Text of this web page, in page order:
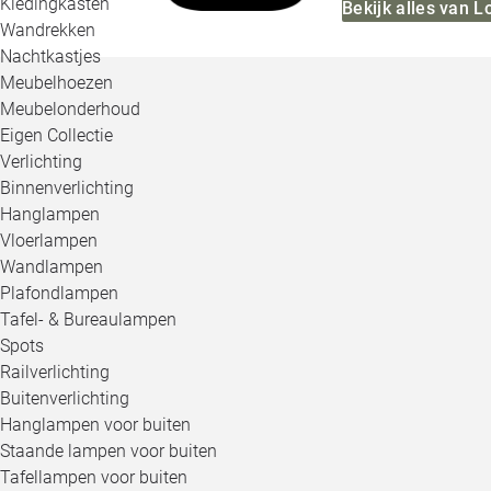
Wandrekken
Nachtkastjes
Meubelhoezen
Meubelonderhoud
Eigen Collectie
Verlichting
Binnenverlichting
Hanglampen
Vloerlampen
Wandlampen
Plafondlampen
Tafel- & Bureaulampen
Spots
Railverlichting
Buitenverlichting
Hanglampen voor buiten
Staande lampen voor buiten
Tafellampen voor buiten
Bekijk alles van